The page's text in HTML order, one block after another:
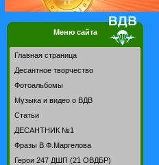
Меню сайта
Главная страница
Десантное творчество
Фотоальбомы
Музыка и видео о ВДВ
Статьи
ДЕСАНТНИК №1
Фразы В.Ф.Маргелова
Герои 247 ДШП (21 ОВДБР)